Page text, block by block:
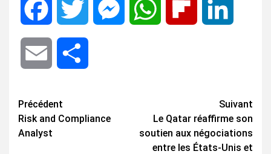
Facebook Twitter MessengerWhatsApp Flipboard
Email
Navigation
d’article
Précédent
Risk and Compliance
Analyst
Suivant
Le Qatar réaffirme son
soutien aux négociations
entre les États-Unis et